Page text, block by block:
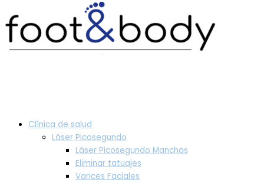
Clínica de salud
Láser Picosegundo
Láser Picosegundo Manchas
Eliminar tatuajes
Varices Faciales